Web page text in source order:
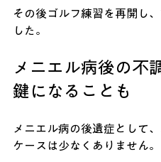
その後ゴルフ練習を再開し
した。
メニエル病後の不
鍵になることも
メニエル病の後遺症として
ケースは少なくありません。